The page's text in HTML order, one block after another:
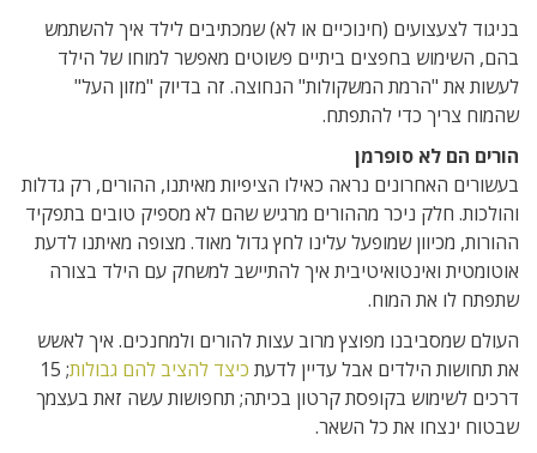
בניגוד לצעצועים (חינוכיים או לא) שמכתיבים לילד איך להשתמש
בהם, השימוש בחפצים ביתיים פשוטים מאפשר למוחו של הילד
לעשות את "הרמת המשקולות" הנחוצה. זה בדיוק "מזון העל"
שהמוח צריך כדי להתפתח.
הורים הם לא סופרמן
בעשורים האחרונים נראה כאילו הציפיות מאיתנו, ההורים, רק גדלות
והולכות. חלק ניכר מההורים מרגיש שהם לא מספיק טובים בתפקיד
ההורות, מכיוון שמופעל עלינו לחץ גדול מאוד. מצופה מאיתנו לדעת
אוטומטית ואינטואיטיבית איך להתיישב למשחק עם הילד בצורה
שתפתח לו את המוח.
העולם שמסביבנו מפוצץ מרוב עצות להורים ולמחנכים. איך לאשש
את תחושות הילדים אבל עדיין לדעת כיצד להציב להם גבולות ; 15
דרכים לשימוש בקופסת קרטון בכיתה; תחפושות עשה זאת בעצמך
שבטוח ינצחו את כל השאר.